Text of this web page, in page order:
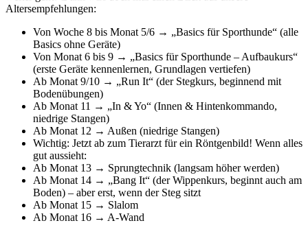
Altersempfehlungen:
Von Woche 8 bis Monat 5/6 → „Basics für Sporthunde“ (alle
Basics ohne Geräte)
Von Monat 6 bis 9 → „Basics für Sporthunde – Aufbaukurs“
(erste Geräte kennenlernen, Grundlagen vertiefen)
Ab Monat 9/10 → „Run It“ (der Stegkurs, beginnend mit
Bodenübungen)
Ab Monat 11 → „In & Yo“ (Innen & Hintenkommando,
niedrige Stangen)
Ab Monat 12 → Außen (niedrige Stangen)
Wichtig: Jetzt ab zum Tierarzt für ein Röntgenbild! Wenn alles
gut aussieht:
Ab Monat 13 → Sprungtechnik (langsam höher werden)
Ab Monat 14 → „Bang It“ (der Wippenkurs, beginnt auch am
Boden) – aber erst, wenn der Steg sitzt
Ab Monat 15 → Slalom
Ab Monat 16 → A-Wand